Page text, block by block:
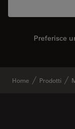
Preferisce
Home Prodotti